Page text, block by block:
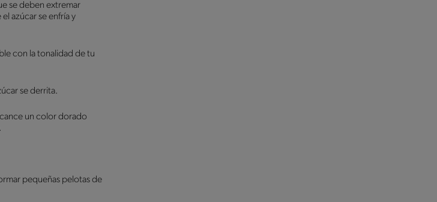
se deben extremar
azúcar se enfría y
con la tonalidad de tu
se derrita.
un color dorado
pequeñas pelotas de